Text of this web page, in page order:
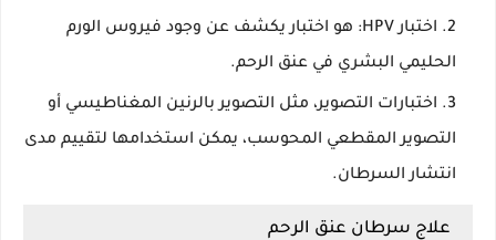
اختبار HPV: هو اختبار يكشف عن وجود فيروس الورم
الحليمي البشري في عنق الرحم.
اختبارات التصوير، مثل التصوير بالرنين المغناطيسي أو
التصوير المقطعي المحوسب، يمكن استخدامها لتقييم مدى
انتشار السرطان.
علاج سرطان عنق الرحم